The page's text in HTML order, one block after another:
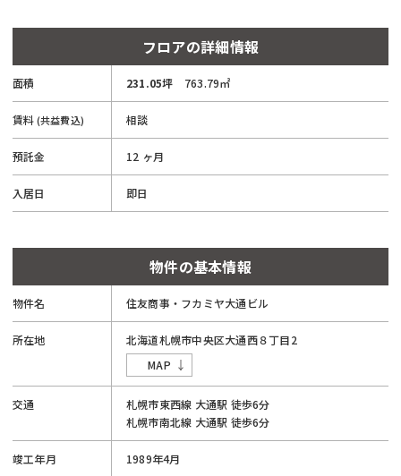
フロアの詳細情報
面積 231.05坪 763.79㎡
賃料(共益費込) 相談
預託金 12 ヶ月
入居日 即日
物件の基本情報
物件名 住友商事・フカミヤ大通ビル
所在地 北海道札幌市中央区大通西８丁目2
MAP
交通 札幌市東西線 大通駅 徒歩6分
札幌市南北線 大通駅 徒歩6分
竣工年月 1989年4月